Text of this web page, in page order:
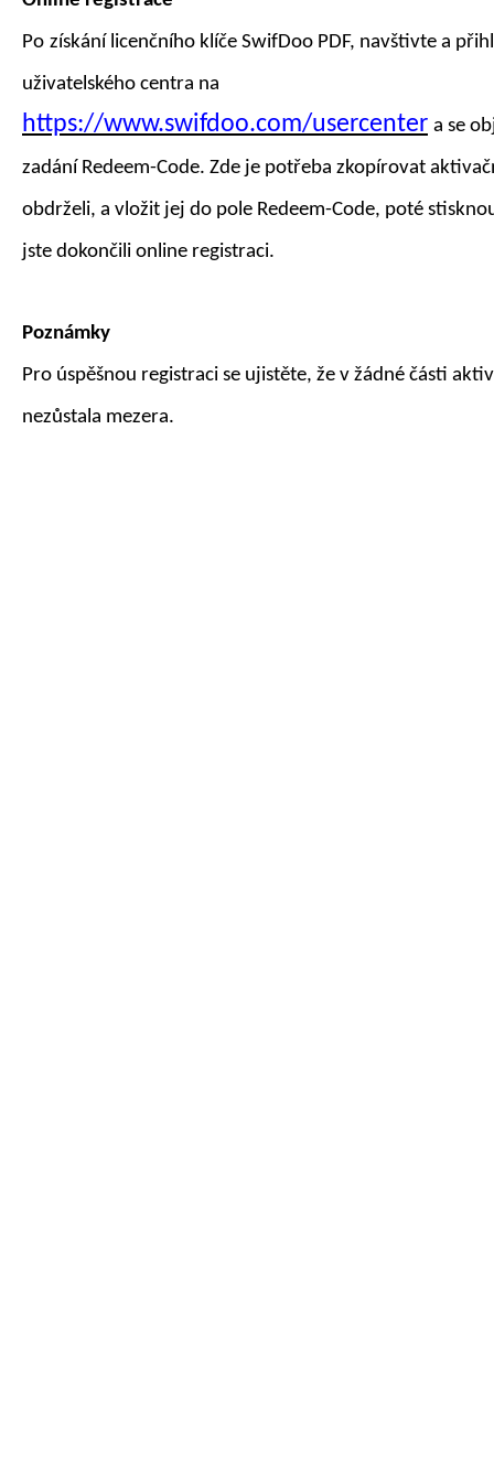
Po získání licenčního klíče SwifDoo PDF, navštivte a
uživatelského centra na
https://www.swifdoo.com/usercenter a se
zadání Redeem-Code. Zde je potřeba zkopírovat
obdrželi, a vložit jej do pole Redeem-Code, poté
jste dokončili online registraci.
Poznámky
Pro úspěšnou registraci se ujistěte, že v žádné části
nezůstala mezera.